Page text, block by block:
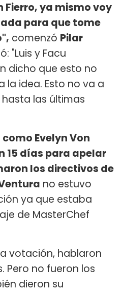
Fierro, ya mismo voy
para que tome
comenzó Pilar
"Luis y Facu
dicho que esto no
la idea. Esto no va a
las últimas
Evelyn Von
15 días para apelar
los directivos de
no estuvo
ya que estaba
de MasterChef
votación, hablaron
Pero no fueron los
dieron su